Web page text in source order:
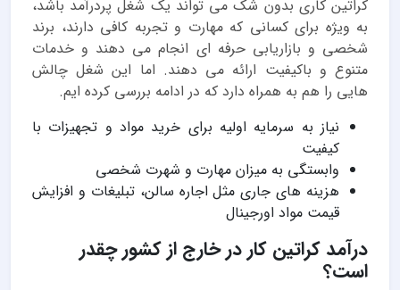
کراتین کاری بدون شک می تواند یک شغل پردرآمد باشد،
به ویژه برای کسانی که مهارت و تجربه کافی دارند، برند
شخصی و بازاریابی حرفه ای انجام می دهند و خدمات
متنوع و باکیفیت ارائه می دهند. اما این شغل چالش
هایی را هم به همراه دارد که در ادامه بررسی کرده ایم.
نیاز به سرمایه اولیه برای خرید مواد و تجهیزات با
کیفیت
وابستگی به میزان مهارت و شهرت شخصی
هزینه های جاری مثل اجاره سالن، تبلیغات و افزایش
قیمت مواد اورجینال
درآمد کراتین کار در خارج از کشور چقدر
است؟